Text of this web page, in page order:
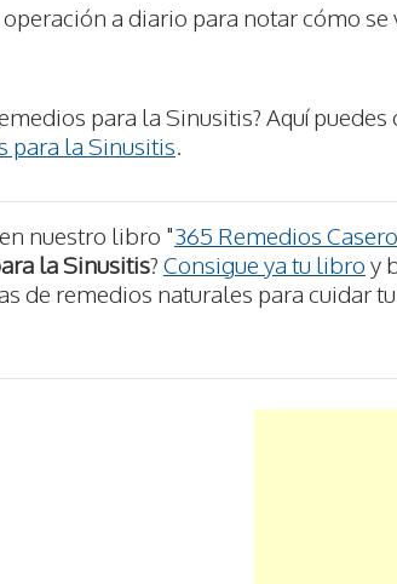
a diario para notar cómo se
para la Sinusitis? Aquí
para la Sinusitis.
nuestro libro "365 Remedios
la Sinusitis? Consigue ya tu libro y
de remedios naturales para cuidar